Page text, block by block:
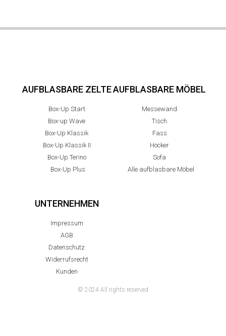
AUFBLASBARE ZELTE
Box-Up Start
Box-up Wave
Box-Up Klassik
Box-Up Klassik II
Box-Up Terino
Box-Up Plus
AUFBLASBARE MÖBEL
Messewand
Tisch
Fass
Hocker
Sofa
Alle aufblasbare Möbel
UNTERNEHMEN
Impressum
AGB
Datenschutz
Widerrufsrecht
Kunden
© 2024 All rights reserved